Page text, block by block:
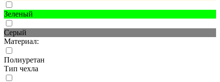
Зеленый
Серый
Материал:
Полиуретан
Тип чехла